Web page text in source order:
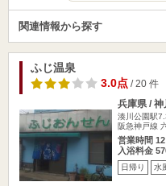
関連情報から探す
ふじ温泉
3.0点/ 20 件
兵庫県 /
湊川公園駅
阪急神戸線
営業時間
入浴料金
日帰り 水